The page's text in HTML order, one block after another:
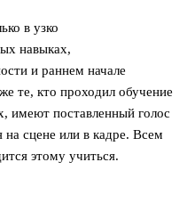
в узко
навыках,
и раннем начале
те, кто проходил обучение
имеют поставленный голос
на сцене или в кадре. Всем
этому учиться.